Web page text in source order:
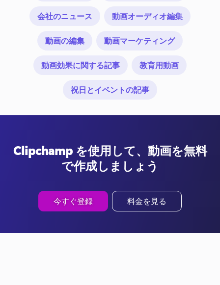
会社のニュース 動画オーディオ編集
動画の編集 動画マーケティング
動画効果に関する記事 教育用動画
祝日とイベントの記事
Clipchamp を使用して、動画を無料
で作成しましょう
今すぐ登録 料金を見る